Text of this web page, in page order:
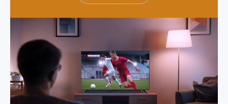
Saiba mais